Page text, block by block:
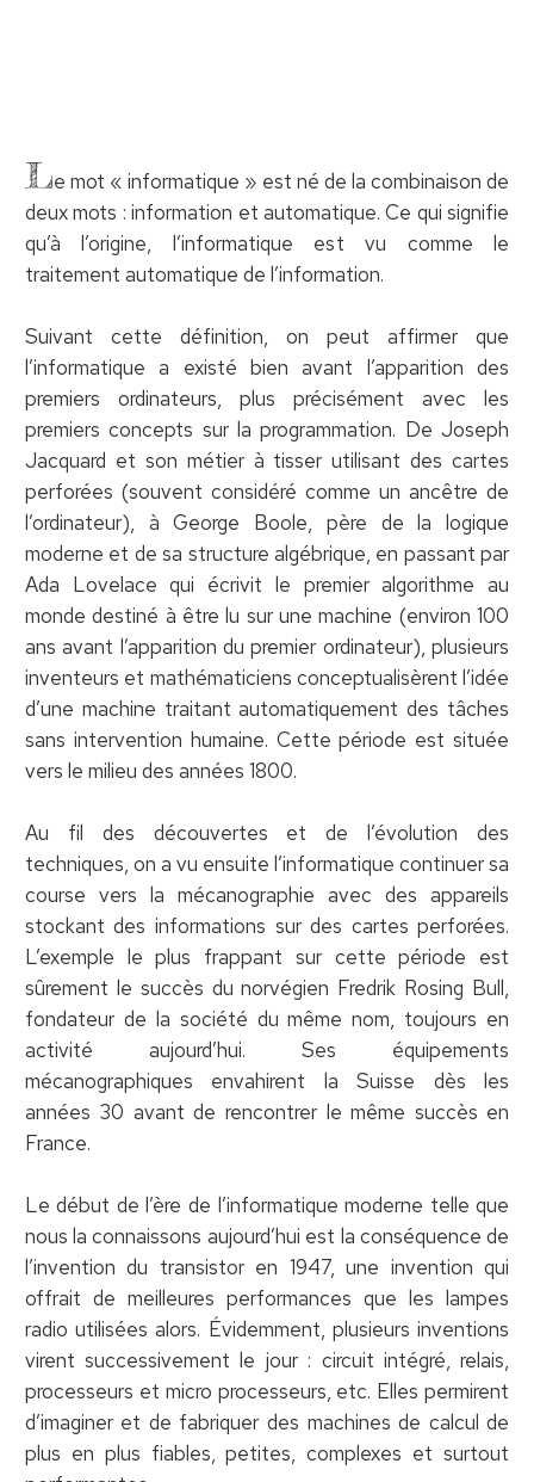
Le mot « informatique » est né de la combinaison de
deux mots : information et automatique. Ce qui signifie
qu’à l’origine, l’informatique est vu comme le
traitement automatique de l’information.
Suivant cette définition, on peut affirmer que
l’informatique a existé bien avant l’apparition des
premiers ordinateurs, plus précisément avec les
premiers concepts sur la programmation. De Joseph
Jacquard et son métier à tisser utilisant des cartes
perforées (souvent considéré comme un ancêtre de
l’ordinateur), à George Boole, père de la logique
moderne et de sa structure algébrique, en passant par
Ada Lovelace qui écrivit le premier algorithme au
monde destiné à être lu sur une machine (environ 100
ans avant l’apparition du premier ordinateur), plusieurs
inventeurs et mathématiciens conceptualisèrent l’idée
d’une machine traitant automatiquement des tâches
sans intervention humaine. Cette période est située
vers le milieu des années 1800.
Au fil des découvertes et de l’évolution des
techniques, on a vu ensuite l’informatique continuer sa
course vers la mécanographie avec des appareils
stockant des informations sur des cartes perforées.
L’exemple le plus frappant sur cette période est
sûrement le succès du norvégien Fredrik Rosing Bull,
fondateur de la société du même nom, toujours en
activité aujourd’hui. Ses équipements
mécanographiques envahirent la Suisse dès les
années 30 avant de rencontrer le même succès en
France.
Le début de l’ère de l’informatique moderne telle que
nous la connaissons aujourd’hui est la conséquence de
l’invention du transistor en 1947, une invention qui
offrait de meilleures performances que les lampes
radio utilisées alors. Évidemment, plusieurs inventions
virent successivement le jour : circuit intégré, relais,
processeurs et micro processeurs, etc. Elles permirent
d’imaginer et de fabriquer des machines de calcul de
plus en plus fiables, petites, complexes et surtout